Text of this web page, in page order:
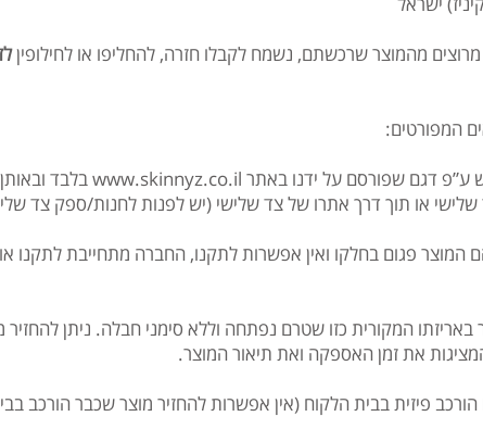
מהמוצר שרכשתם, נשמח לקבלו חזרה, להחליפו או לחילופין
המפורטים:
www.skinnyz.co.ilבלבד
שלישי או תוך דרך אתרו של צד שלישי (יש לפנות לחנות/ספק צד
המוצר פגום בחלקו ואין אפשרות לתקנו, החברה מתחייבת לתקנו
את זמן האספקה ואת תיאור המוצר.